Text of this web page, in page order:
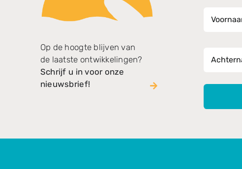
Op de hoogte blijven van
de laatste ontwikkelingen?
Schrijf u in voor onze
nieuwsbrief!